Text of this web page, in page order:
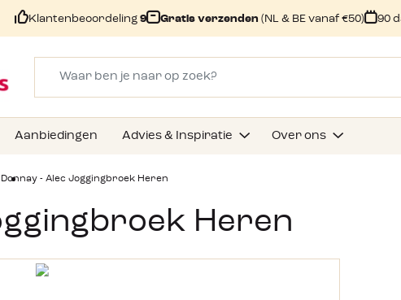
Klantenbeoordeling 9 Gratis verzenden (NL & BE vanaf €50) 90
Aanbiedingen Advies & Inspiratie Over ons
Donnay - Alec Joggingbroek Heren
Heren